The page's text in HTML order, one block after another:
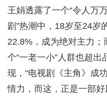
王娟透露了一个“令人万
剧”热潮中，18岁至24岁
22.8%，成为绝对主力
个“一老一小”人群也超
现，“电视剧《主角》成
情力，而这，正是一部好